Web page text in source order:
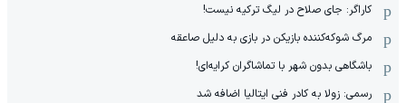
کاراگر: جای صلاح در لیگ ترکیه نیست!
مرگ شوکه‌کننده بازیکن در بازی به دلیل صاعقه
باشگاهی بدون شهر با تماشاگران کرایه‌ای!
رسمی: زولا به کادر فنی ایتالیا اضافه شد